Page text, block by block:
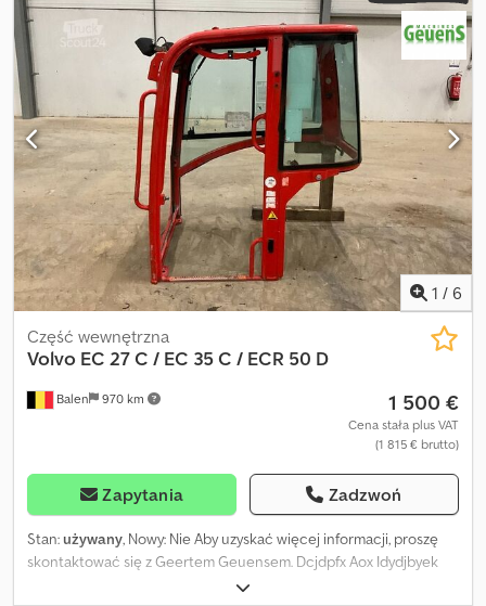
1 / 6
Balen 970 km
Część wewnętrzna
Volvo EC 27 C / EC 35 C / ECR 50 D
1 500 €
Cena stała plus VAT
(1 815 € brutto)
Zapytania Zadzwoń
Stan:używany, Nowy: Nie Aby uzyskać więcej informacji, proszę
skontaktować się z Geertem Geuensem. Dcjdpfx Aox Idydjbyek